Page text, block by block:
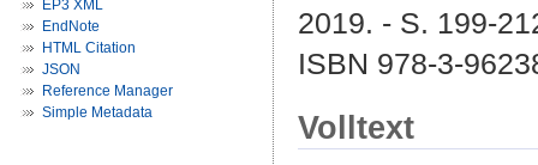
EP3 XML
EndNote
HTML Citation
JSON
Reference Manager
Simple Metadata
2019. - S. 199-
ISBN 978-3-
Volltext